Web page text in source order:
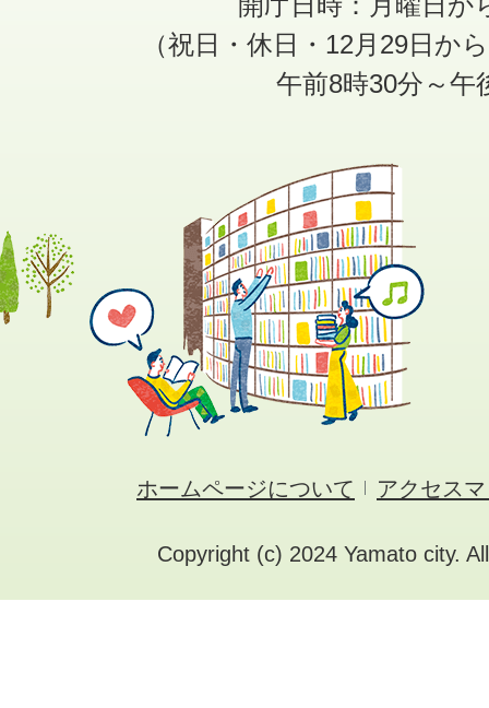
（祝日・休日・12月29日か
午前8時30分～午
ホームページについて アクセス
Copyright (c) 2024 Yamato city.